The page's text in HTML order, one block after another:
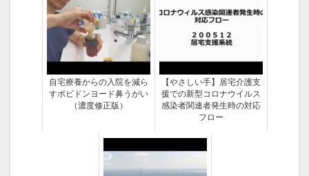
自宅療養からの入院を減ら
すポビドンヨード鼻うがい
（濃度修正版）
【やさしい手】居宅介護支
援での新型コロナウイルス
感染者関連者発生時の対応
フロー